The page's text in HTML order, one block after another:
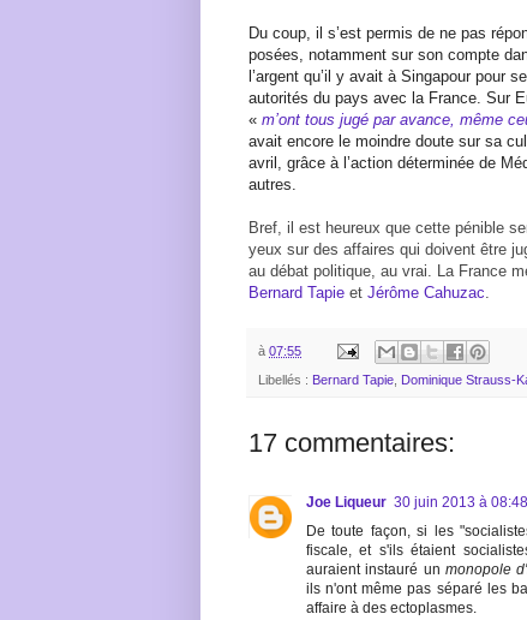
Du coup, il s’est permis de ne pas
posées, notamment sur son compte
l’argent qu’il y avait à Singapour pour
autorités du pays avec la France. Sur
« m’ont tous jugé par avance, même
avait encore le moindre doute sur sa
avril, grâce à l’action déterminée de
autres.
Bref, il est heureux que cette pénible
yeux sur des affaires qui doivent être
au débat politique, au vrai. La France
Bernard Tapie et Jérôme Cahuzac
à 07:55
Libellés : Bernard Tapie Dominique Strauss-
17 commentaires:
Joe Liqueur 30 juin 2013 à 08:48
De toute façon, si les
fiscale, et s'ils étaient
auraient instauré un monopole
ils n'ont même pas séparé les
affaire à des ectoplasmes.